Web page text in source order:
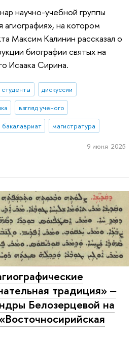
научно-учебной группы
агиография», на котором
Максим Калинин рассказал о
биографии святых на
Исаака Сирина.
студенты
дискуссии
взгляд ученого
бакалавриат магистратура
9 июня 2025
традиция» ‒
Белозерцевой на